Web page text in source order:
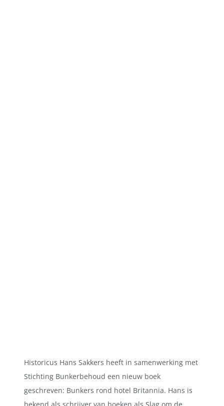
Historicus Hans Sakkers heeft in samenwerking met
Stichting Bunkerbehoud een nieuw boek
geschreven: Bunkers rond hotel Britannia. Hans is